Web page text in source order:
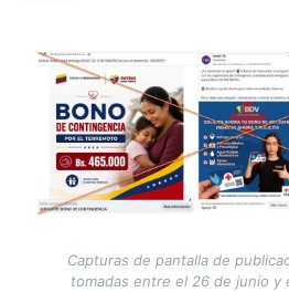
Image
Capturas de pantalla de
tomadas entre el 26 de junio y